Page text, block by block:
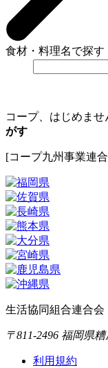
食材・料理名で探す
コープ、はじめませ
がす
[コープ九州事業連
生活協同組合連合
〒811-2496 福岡県
利用規約